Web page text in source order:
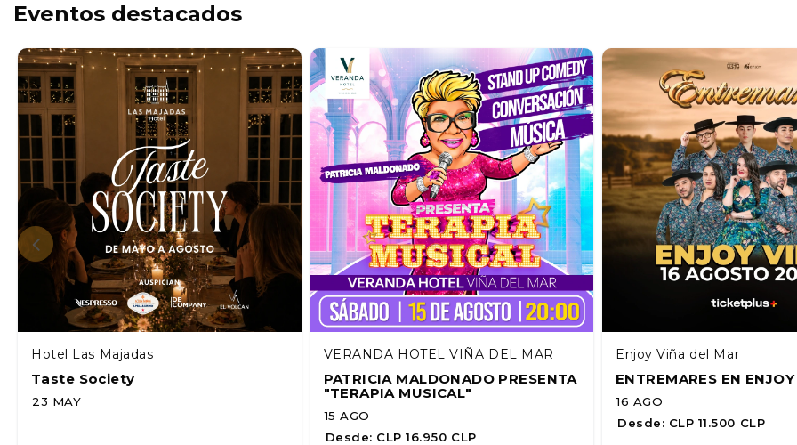
Eventos destacados
Hotel Las Majadas
Taste Society
23 MAY
VERANDA HOTEL VIÑA DEL MAR
PATRICIA MALDONADO PRESENTA
"TERAPIA MUSICAL"
15 AGO
Desde: CLP 16.950 CLP
Enjoy Viña del Mar
ENTREMARES EN
16 AGO
Desde: CLP 11.500 CLP